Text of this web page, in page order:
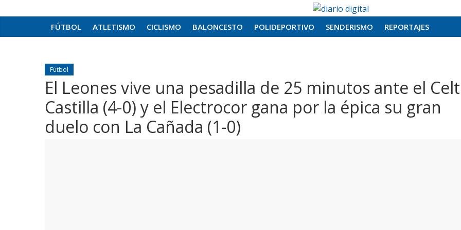
FÚTBOL ATLETISMO CICLISMO BALONCESTO POLIDEPORTIVO SENDERISMO REPORTAJES
Fútbol
El Leones vive una pesadilla de 25 minutos ante el
Castilla (4-0) y el Electrocor gana por la épica su gran
duelo con La Cañada (1-0)